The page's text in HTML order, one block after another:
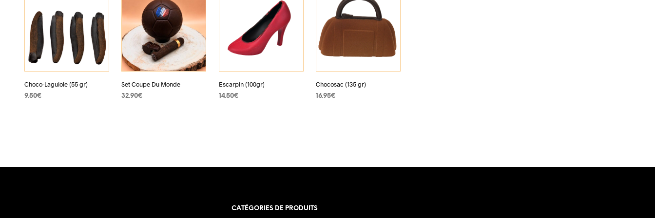
Choco-Laguiole (55 gr)
9.50€
Set Coupe Du Monde
32.90€
Escarpin (100gr)
14.50€
Chocosac (135 gr)
16.95€
CATÉGORIES DE PRODUITS